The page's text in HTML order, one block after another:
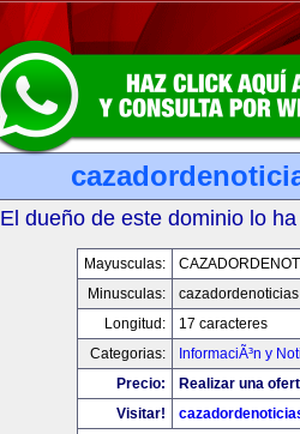
El dueño de este dominio lo
Mayusculas:
Minusculas:
Longitud:
17 caracteres
Categorias:
InformaciÃ³n y
Precio:
Realizar una
Visitar!